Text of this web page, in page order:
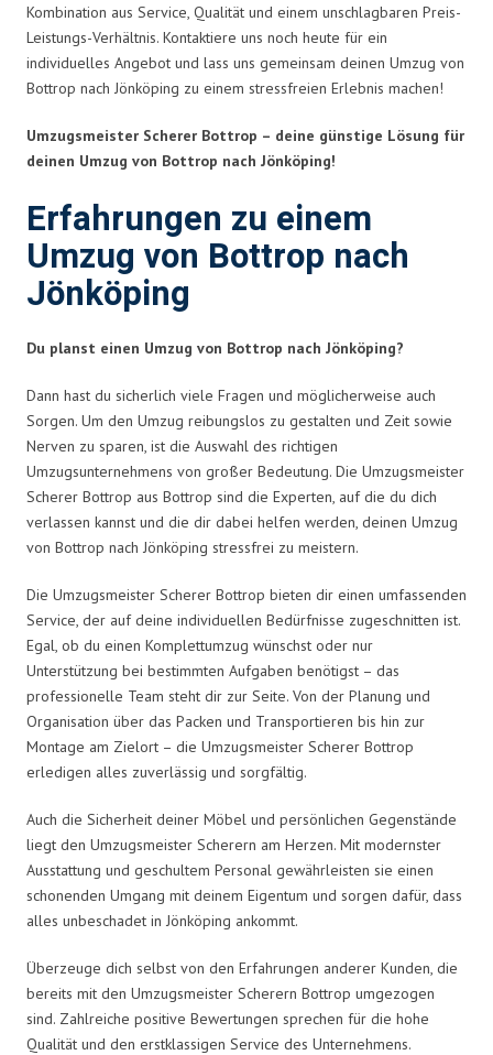
Kombination aus Service, Qualität und einem unschlagbaren Preis-
Leistungs-Verhältnis. Kontaktiere uns noch heute für ein
individuelles Angebot und lass uns gemeinsam deinen Umzug von
Bottrop nach Jönköping zu einem stressfreien Erlebnis machen!
Umzugsmeister Scherer Bottrop – deine günstige Lösung für
deinen Umzug von Bottrop nach Jönköping!
Erfahrungen zu einem
Umzug von Bottrop nach
Jönköping
Du planst einen Umzug von Bottrop nach Jönköping?
Dann hast du sicherlich viele Fragen und möglicherweise auch
Sorgen. Um den Umzug reibungslos zu gestalten und Zeit sowie
Nerven zu sparen, ist die Auswahl des richtigen
Umzugsunternehmens von großer Bedeutung. Die Umzugsmeister
Scherer Bottrop aus Bottrop sind die Experten, auf die du dich
verlassen kannst und die dir dabei helfen werden, deinen Umzug
von Bottrop nach Jönköping stressfrei zu meistern.
Die Umzugsmeister Scherer Bottrop bieten dir einen umfassenden
Service, der auf deine individuellen Bedürfnisse zugeschnitten ist.
Egal, ob du einen Komplettumzug wünschst oder nur
Unterstützung bei bestimmten Aufgaben benötigst – das
professionelle Team steht dir zur Seite. Von der Planung und
Organisation über das Packen und Transportieren bis hin zur
Montage am Zielort – die Umzugsmeister Scherer Bottrop
erledigen alles zuverlässig und sorgfältig.
Auch die Sicherheit deiner Möbel und persönlichen Gegenstände
liegt den Umzugsmeister Scherern am Herzen. Mit modernster
Ausstattung und geschultem Personal gewährleisten sie einen
schonenden Umgang mit deinem Eigentum und sorgen dafür, dass
alles unbeschadet in Jönköping ankommt.
Überzeuge dich selbst von den Erfahrungen anderer Kunden, die
bereits mit den Umzugsmeister Scherern Bottrop umgezogen
sind. Zahlreiche positive Bewertungen sprechen für die hohe
Qualität und den erstklassigen Service des Unternehmens.